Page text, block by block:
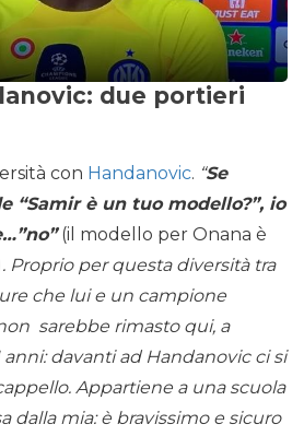
due portieri
con Handanovic. “Se
“Samir è un tuo modello?”, io
(il modello per Onana è
. Proprio per questa diversità tra
che lui e un campione
sarebbe rimasto qui, a
anni: davanti ad Handanovic ci si
Appartiene a una scuola
dalla mia: è bravissimo e sicuro